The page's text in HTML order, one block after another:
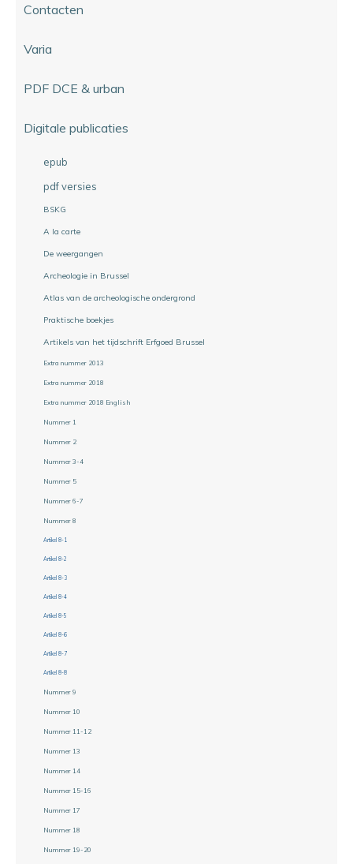
Contacten
Varia
PDF DCE & urban
Digitale publicaties
epub
pdf versies
BSKG
A la carte
De weergangen
Archeologie in Brussel
Atlas van de archeologische ondergrond
Praktische boekjes
Artikels van het tijdschrift Erfgoed Brussel
Extra nummer 2013
Extra nummer 2018
Extra nummer 2018 English
Nummer 1
Nummer 2
Nummer 3-4
Nummer 5
Nummer 6-7
Nummer 8
Artikel 8-1
Artikel 8-2
Artikel 8-3
Artikel 8-4
Artikel 8-5
Artikel 8-6
Artikel 8-7
Artikel 8-8
Nummer 9
Nummer 10
Nummer 11-12
Nummer 13
Nummer 14
Nummer 15-16
Nummer 17
Nummer 18
Nummer 19-20